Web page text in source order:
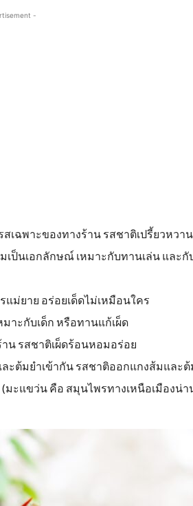
-
ฉพาะของทางร้าน รสชาติเปรี้ยวหวา
เป็นเอกลักษณ์ เหมาะกับทานเล่น และกั
ม่ยาย อร่อยเด็ดไม่เหมือนใคร
าะกับเด็ก หรือทานแก้เผ็ด
น รสชาติเผ็ดร้อนหอมอร่อย
ะต้มยำเข้ากัน รสชาติออกแกงส้มและ
ะแขว่น คือ สมุนไพรทางเหนือเมือง